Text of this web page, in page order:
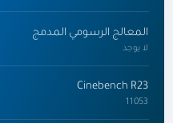
المعالج الرسومي المدمج
لا يوجد
Cinebench R23
11053